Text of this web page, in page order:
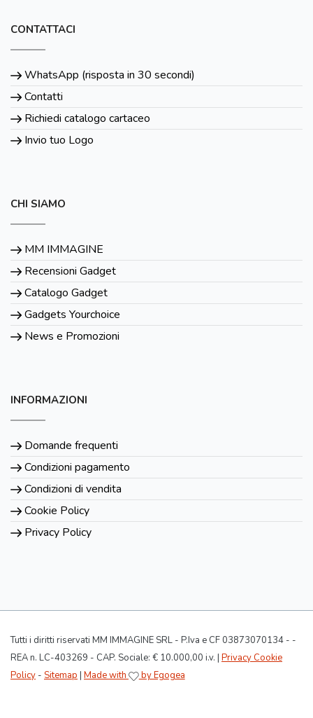
CONTATTACI
WhatsApp (risposta in 30 secondi)
Contatti
Richiedi catalogo cartaceo
Invio tuo Logo
CHI SIAMO
MM IMMAGINE
Recensioni Gadget
Catalogo Gadget
Gadgets Yourchoice
News e Promozioni
INFORMAZIONI
Domande frequenti
Condizioni pagamento
Condizioni di vendita
Cookie Policy
Privacy Policy
Tutti i diritti riservati MM IMMAGINE SRL - P.Iva e CF 03873070134 - -
REA n. LC-403269 - CAP. Sociale: € 10.000,00 i.v. | Privacy Cookie
Policy - Sitemap Made with by Egogea